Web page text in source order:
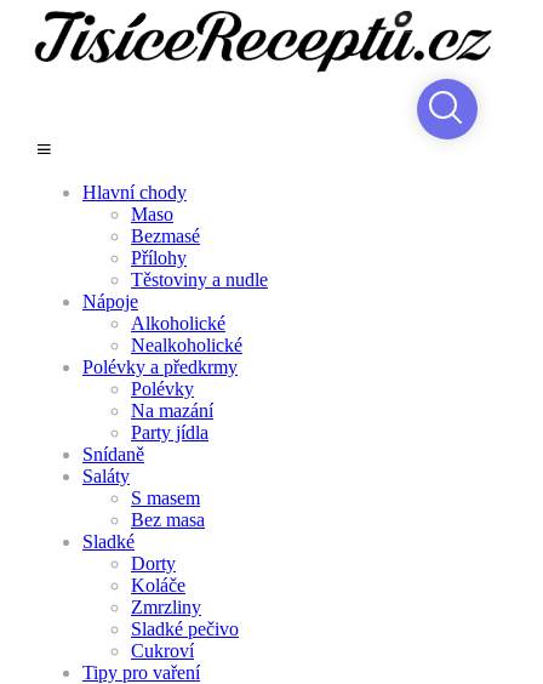
Hlavní chody
Maso
Bezmasé
Přílohy
Těstoviny a nudle
Nápoje
Alkoholické
Nealkoholické
Polévky a předkrmy
Polévky
Na mazání
Party jídla
Snídaně
Saláty
S masem
Bez masa
Sladké
Dorty
Koláče
Zmrzliny
Sladké pečivo
Cukroví
Tipy pro vaření